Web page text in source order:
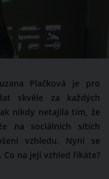
Plačková je pro
skvěle za každých
nikdy netajila tím, že
na sociálních sítích
vzhledu. Nyní se
na její vzhled říkáte?